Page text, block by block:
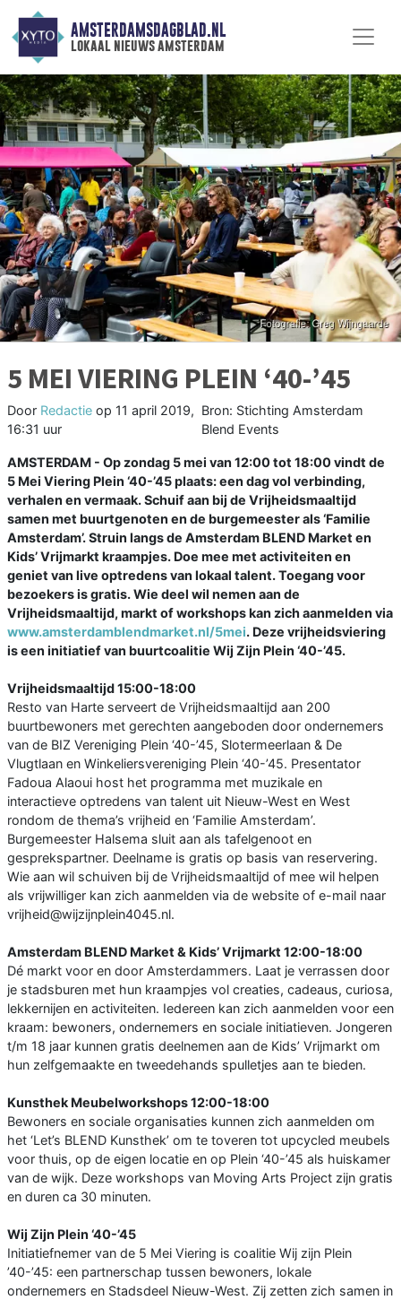
AMSTERDAMSDAGBLAD.NL
lokaal nieuws amsterdam
5 MEI VIERING PLEIN ‘40-’45
Door Redactie op 11 april 2019,
16:31 uur
Bron: Stichting Amsterdam
Blend Events
AMSTERDAM - Op zondag 5 mei van 12:00 tot 18:00 vindt de
5 Mei Viering Plein ‘40-’45 plaats: een dag vol verbinding,
verhalen en vermaak. Schuif aan bij de Vrijheidsmaaltijd
samen met buurtgenoten en de burgemeester als ‘Familie
Amsterdam’. Struin langs de Amsterdam BLEND Market en
Kids’ Vrijmarkt kraampjes. Doe mee met activiteiten en
geniet van live optredens van lokaal talent. Toegang voor
bezoekers is gratis. Wie deel wil nemen aan de
Vrijheidsmaaltijd, markt of workshops kan zich aanmelden via
www.amsterdamblendmarket.nl/5mei. Deze vrijheidsviering
is een initiatief van buurtcoalitie Wij Zijn Plein ‘40-’45.
Vrijheidsmaaltijd 15:00-18:00
Resto van Harte serveert de Vrijheidsmaaltijd aan 200
buurtbewoners met gerechten aangeboden door ondernemers
van de BIZ Vereniging Plein ‘40-’45, Slotermeerlaan & De
Vlugtlaan en Winkeliersvereniging Plein ‘40-’45. Presentator
Fadoua Alaoui host het programma met muzikale en
interactieve optredens van talent uit Nieuw-West en West
rondom de thema’s vrijheid en ‘Familie Amsterdam’.
Burgemeester Halsema sluit aan als tafelgenoot en
gesprekspartner. Deelname is gratis op basis van reservering.
Wie aan wil schuiven bij de Vrijheidsmaaltijd of mee wil helpen
als vrijwilliger kan zich aanmelden via de website of e-mail naar
vrijheid@wijzijnplein4045.nl.
Amsterdam BLEND Market & Kids’ Vrijmarkt 12:00-18:00
Dé markt voor en door Amsterdammers. Laat je verrassen door
je stadsburen met hun kraampjes vol creaties, cadeaus, curiosa,
lekkernijen en activiteiten. Iedereen kan zich aanmelden voor een
kraam: bewoners, ondernemers en sociale initiatieven. Jongeren
t/m 18 jaar kunnen gratis deelnemen aan de Kids’ Vrijmarkt om
hun zelfgemaakte en tweedehands spulletjes aan te bieden.
Kunsthek Meubelworkshops 12:00-18:00
Bewoners en sociale organisaties kunnen zich aanmelden om
het ‘Let’s BLEND Kunsthek’ om te toveren tot upcycled meubels
voor thuis, op de eigen locatie en op Plein ‘40-’45 als huiskamer
van de wijk. Deze workshops van Moving Arts Project zijn gratis
en duren ca 30 minuten.
Wij Zijn Plein ‘40-’45
Initiatiefnemer van de 5 Mei Viering is coalitie Wij zijn Plein
’40-’45: een partnerschap tussen bewoners, lokale
ondernemers en Stadsdeel Nieuw-West. Zij zetten zich samen in